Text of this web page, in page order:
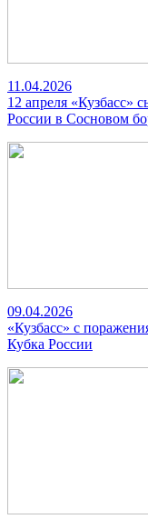
11.04.2026
12 апреля «Кузбасс»
России в Сосновом
09.04.2026
«Кузбасс» с
Кубка России